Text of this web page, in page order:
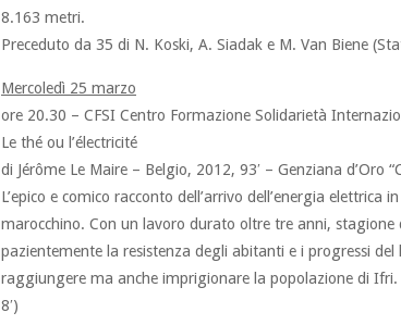
8.163 metri.
Preceduto da 35 di N. Koski, A. Siadak e M. Van Biene
Mercoledì 25 marzo
ore 20.30 – CFSI Centro Formazione Solidarietà
Le thé ou l’électricité
di Jérôme Le Maire – Belgio, 2012, 93′ – Genziana d’Oro
L’epico e comico racconto dell’arrivo dell’energia
marocchino. Con un lavoro durato oltre tre anni,
pazientemente la resistenza degli abitanti e i progressi
raggiungere ma anche imprigionare la popolazione di
8′)